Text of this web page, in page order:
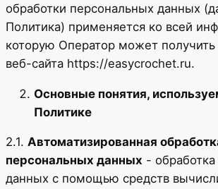
обработки персональных данных
Политика) применяется ко всей
которую Оператор может получить
веб-сайта https://easycrochet.ru.
Основные понятия,
Политике
2.1. Автоматизированная
персональных данных -
данных с помощью средств